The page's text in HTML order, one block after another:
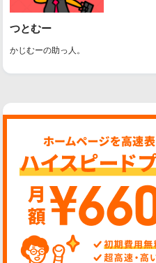
つとむー
かじむーの助っ人。